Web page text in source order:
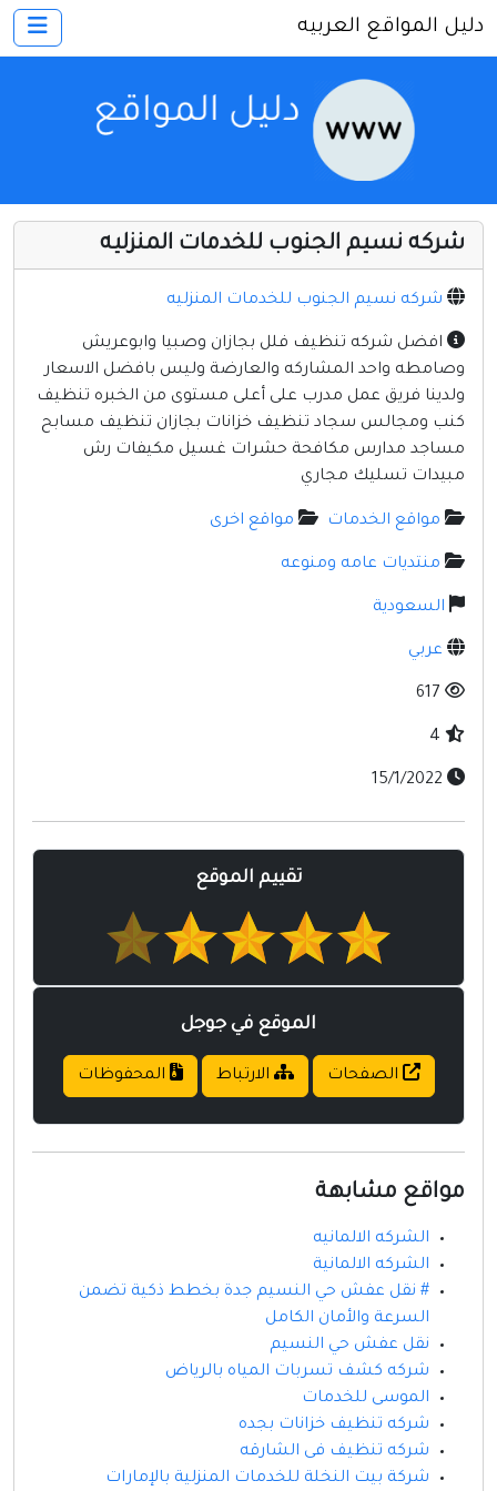
اتصل بنا
أخرى ومنوعه
إنترنت وشبكات
الأسرة والترفيه
كمبيوتر وبرامج
منتديات
مواقع إسلامية
دليل المواقع العربيه
شركه نسيم الجنوب للخدمات المنزليه
شركه نسيم الجنوب للخدمات المنزليه
افضل شركه تنظيف فلل بجازان وصبيا وابوعريش
وصامطه واحد المشاركه والعارضة وليس بافضل الاسعار
ولدينا فريق عمل مدرب على أعلى مستوى من الخبره تنظيف
كنب ومجالس سجاد تنظيف خزانات بجازان تنظيف مسابح
مساجد مدارس مكافحة حشرات غسيل مكيفات رش
مبيدات تسليك مجاري
مواقع الخدمات مواقع اخرى
منتديات عامه ومنوعه
السعودية
عربي
تقييم الموقع
الموقع في جوجل
الصفحات الارتباط المحفوظات
مواقع مشابهة
الشركه الالمانيه
الشركه الالمانية
# نقل عفش حي النسيم جدة بخطط ذكية تضمن
السرعة والأمان الكامل
نقل عفش حي النسيم
شركه كشف تسربات المياه بالرياض
الموسى للخدمات
شركه تنظيف خزانات بجده
شركه تنظيف فى الشارقه
شركة بيت النخلة للخدمات المنزلية بالإمارات